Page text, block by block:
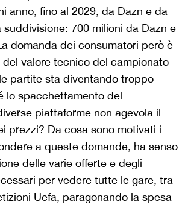
anno, fino al 2029, da Dazn e da
suddivisione: 700 milioni da Dazn e
domanda dei consumatori però è
del valore tecnico del campionato
partite sta diventando troppo
lo spacchettamento del
piattaforme non agevola il
prezzi? Da cosa sono motivati i
a queste domande, ha senso
delle varie offerte e degli
per vedere tutte le gare, tra
Uefa, paragonando la spesa